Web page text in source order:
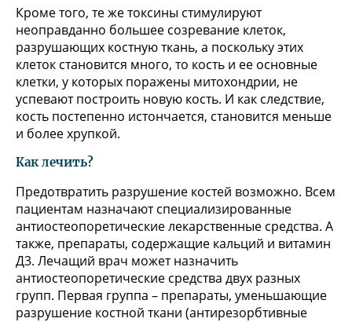
Кроме того, те же токсины стимулируют
неоправданно большее созревание клеток,
разрушающих костную ткань, а поскольку этих
клеток становится много, то кость и ее основные
клетки, у которых поражены митохондрии, не
успевают построить новую кость. И как следствие,
кость постепенно истончается, становится меньше
и более хрупкой.
Как лечить?
Предотвратить разрушение костей возможно. Всем
пациентам назначают специализированные
антиостеопоретические лекарственные средства. А
также, препараты, содержащие кальций и витамин
Д3. Лечащий врач может назначить
антиостеопоретические средства двух разных
групп. Первая группа – препараты, уменьшающие
разрушение костной ткани (антирезорбтивные